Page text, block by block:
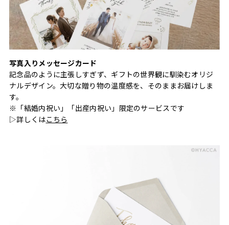
写真入りメッセージカード
記念品のように主張しすぎず、ギフトの世界観に馴染むオリジ
ナルデザイン。大切な贈り物の温度感を、そのままお届けしま
す。
※「結婚内祝い」「出産内祝い」限定のサービスです
▷詳しくはこちら